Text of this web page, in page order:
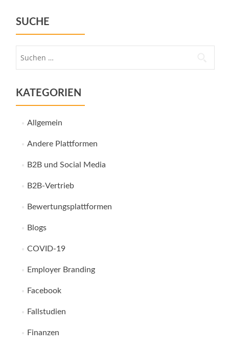
SUCHE
KATEGORIEN
Allgemein
Andere Plattformen
B2B und Social Media
B2B-Vertrieb
Bewertungsplattformen
Blogs
COVID-19
Employer Branding
Facebook
Fallstudien
Finanzen